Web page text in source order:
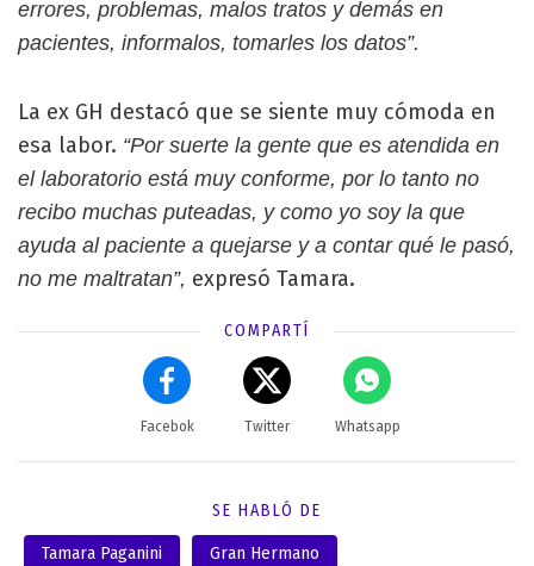
errores, problemas, malos tratos y demás en
pacientes, informalos, tomarles los datos”.
La ex GH destacó que se siente muy cómoda en
esa labor. “Por suerte la gente que es atendida en
el laboratorio está muy conforme, por lo tanto no
recibo muchas puteadas, y como yo soy la que
ayuda al paciente a quejarse y a contar qué le pasó,
no me maltratan”, expresó Tamara.
COMPARTÍ
Facebok Twitter Whatsapp
SE HABLÓ DE
Tamara Paganini Gran Hermano